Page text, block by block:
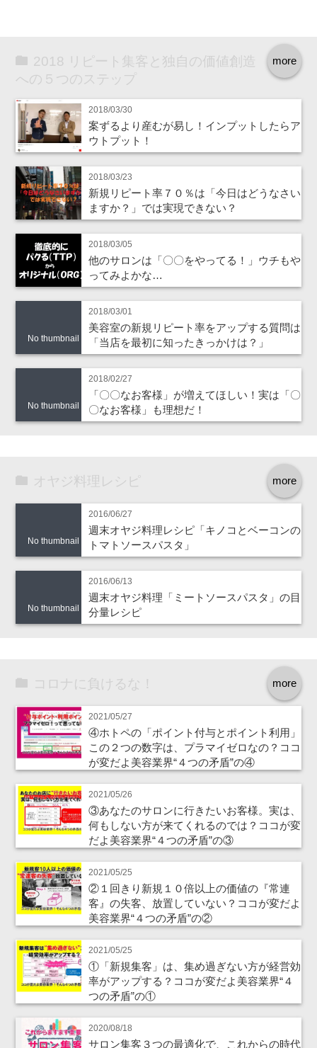
more
2018 リピート集客と独自の価値創造
への５つのステップ
2018/03/30
案ずるより産むが易し！インプットしたらア
ウトプット！
2018/03/23
新規リピート率７０％は「今日はどうなさい
ますか？」では実現できない？
2018/03/05
他のサロンは「〇〇をやってる！」ウチもや
ってみよかな…
No thumbnail
2018/03/01
美容室の新規リピート率をアップする質問は
「当店を最初に知ったきっかけは？」
No thumbnail
2018/02/27
「〇〇なお客様」が増えてほしい！実は「〇
〇なお客様」も理想だ！
more
オヤジ料理レシピ
No thumbnail
2016/06/27
週末オヤジ料理レシピ「キノコとベーコンの
トマトソースパスタ」
No thumbnail
2016/06/13
週末オヤジ料理「ミートソースパスタ」の目
分量レシピ
more
コロナに負けるな！
2021/05/27
④ホトペの「ポイント付与とポイント利用」
この２つの数字は、プラマイゼロなの？ココ
が変だよ美容業界“４つの矛盾”の④
2021/05/26
③あなたのサロンに行きたいお客様。実は、
何もしない方が来てくれるのでは？ココが変
だよ美容業界“４つの矛盾”の③
2021/05/25
②１回きり新規１０倍以上の価値の『常連
客』の失客、放置していない？ココが変だよ
美容業界“４つの矛盾”の②
2021/05/25
①「新規集客」は、集め過ぎない方が経営効
率がアップする？ココが変だよ美容業界“４
つの矛盾”の①
2020/08/18
サロン集客３つの最適化で、これからの時代